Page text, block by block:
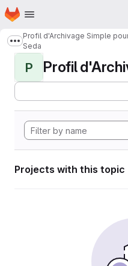
Skip to main content
Homepage
Show more breadcrumbs
Profil d'Archivage Simple
Seda
P Profil
Projects with this topic